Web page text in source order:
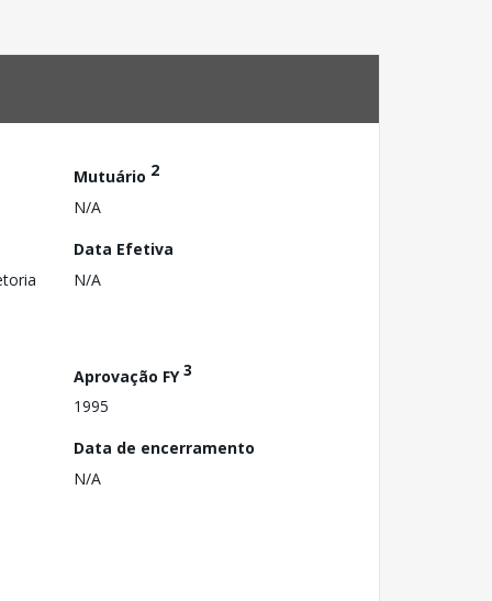
Mutuário 2
N/A
Data Efetiva
N/A
Aprovação FY3
1995
Data de encerramento
N/A